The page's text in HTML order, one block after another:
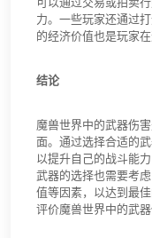
力。一些玩家还通过
的经济价值也是玩家
结论
魔兽世界中的武器伤
面。通过选择合适的
以提升自己的战斗能
武器的选择也需要考
值等因素，以达到最
评价魔兽世界中的武器